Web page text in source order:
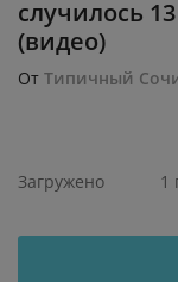
случилось
(видео)
От Типичный
Загружено 1